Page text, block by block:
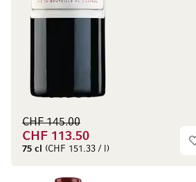
CHF 113.50
CHF 145.00
75 cl (CHF 151.33 / l)